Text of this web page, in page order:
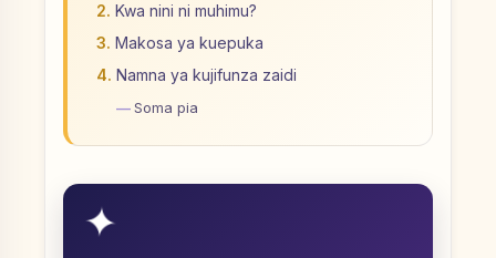
Kwa nini ni muhimu?
Makosa ya kuepuka
Namna ya kujifunza zaidi
Soma pia
✦